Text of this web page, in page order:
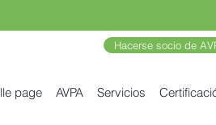
Hacerse socio de
page AVPA Servicios